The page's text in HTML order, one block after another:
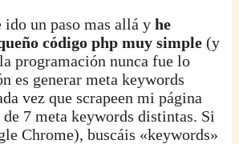
ido un paso mas allá yhe
código php muy simple (y
programación nunca fue lo
es generar meta keywords
vez que scrapeen mi página
7 meta keywords distintas. Si
Chrome), buscáis «keywords»